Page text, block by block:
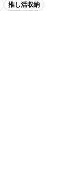
推し活収納